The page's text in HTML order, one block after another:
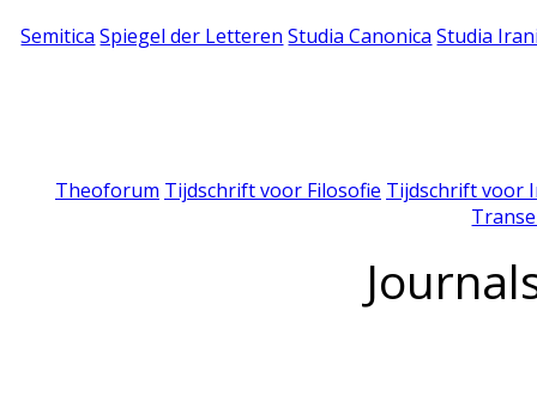
Semitica Spiegel der Letteren Studia Canonica Studia
Theoforum Tijdschrift voor Filosofie Tijdschrift voor